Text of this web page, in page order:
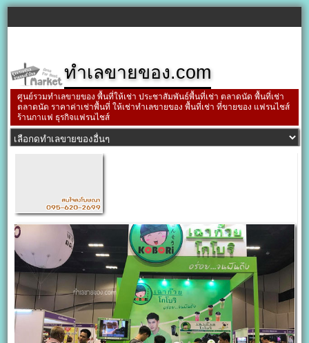
ทำเลขายของ.com
ศูนย์รวมทำเลขายของ พื้นที่ให้เช่า ประชาสัมพันธ์พื้นที่เช่า ตลาดนัด พื้นที่เช่า
ตลาดนัด ราคาค่าเช่าพื้นที่ ให้เช่าทำเลขายของ พื้นที่เช่า ที่ขายของ แฟรนไชส์
ร้านกาแฟ ธุรกิจแฟรนไชส์